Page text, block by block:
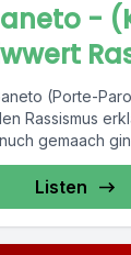
-
(Porte-
Rassismus
gemaach
Listen